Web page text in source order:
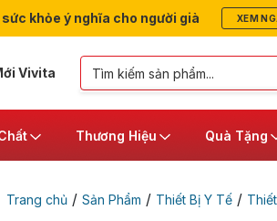
khỏe ý nghĩa cho người già XEM
Vivita
Thương Hiệu Quà Tặng
Trang chủ/ Sản Phẩm / Thiết Bị Y Tế/